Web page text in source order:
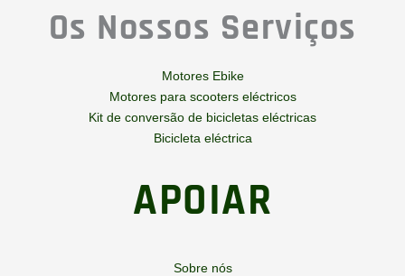
Os Nossos Serviços
Motores Ebike
Motores para scooters eléctricos
Kit de conversão de bicicletas eléctricas
Bicicleta eléctrica
APOIAR
Sobre nós